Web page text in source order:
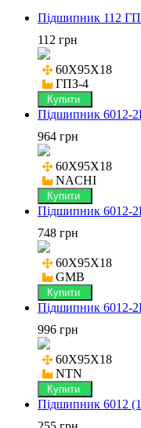
Підшипник 112
112 грн
60X95X18
ГПЗ-4
Купити
Підшипник 6012-
964 грн
60X95X18
NACHI
Купити
Підшипник 6012-
748 грн
60X95X18
GMB
Купити
Підшипник 6012-
996 грн
60X95X18
NTN
Купити
Підшипник 6012